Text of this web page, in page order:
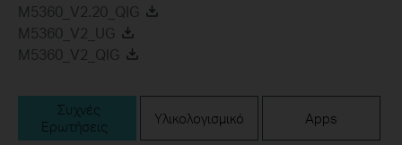
M5360_V2.20_QIG
M5360_V2_UG
M5360_V2_QIG
Συχνές
Ερωτήσεις
Υλικολογισμικό Apps